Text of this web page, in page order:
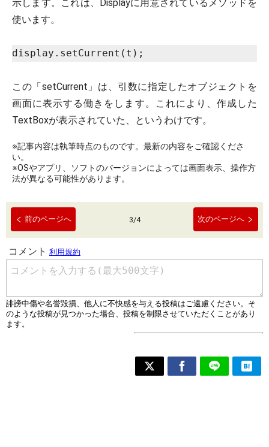
示します。これは、Displayに用意されているメソッドを
使います。
display.setCurrent(t);
この「setCurrent」は、引数に指定したオブジェクトを
画面に表示する働きをします。これにより、作成した
TextBoxが表示されていた、というわけです。
※記事内容は執筆時点のものです。最新の内容をご確認くださ
い。
※OSやアプリ、ソフトのバージョンによっては画面表示、操作方
法が異なる可能性があります。
前のページへ 3/4 次のページへ